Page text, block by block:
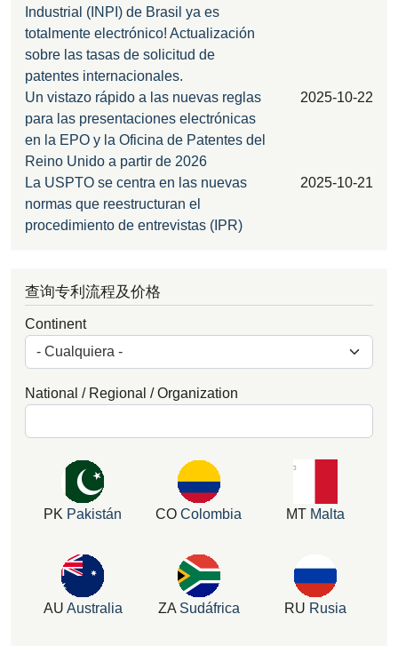
Industrial (INPI) de Brasil ya es
totalmente electrónico! Actualización
sobre las tasas de solicitud de
patentes internacionales.
Un vistazo rápido a las nuevas reglas
para las presentaciones electrónicas
en la EPO y la Oficina de Patentes del
Reino Unido a partir de 2026
2025-10-22
La USPTO se centra en las nuevas
normas que reestructuran el
procedimiento de entrevistas (IPR)
2025-10-21
查询专利流程及价格
Continent
National / Regional / Organization
PK Pakistán CO Colombia MT Malta
AU Australia ZA Sudáfrica RU Rusia